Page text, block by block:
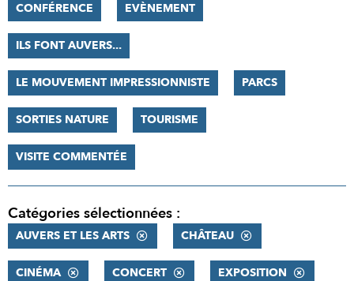
CONFÉRENCE EVÈNEMENT
ILS FONT AUVERS...
LE MOUVEMENT IMPRESSIONNISTE PARCS
SORTIES NATURE TOURISME
VISITE COMMENTÉE
Catégories sélectionnées :
AUVERS ET LES ARTS CHÂTEAU
CINÉMA CONCERT EXPOSITION